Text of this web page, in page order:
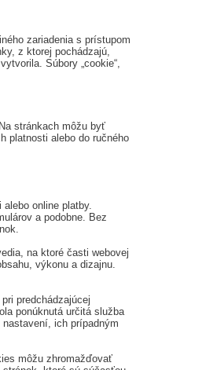
zariadenia s prístupom
z ktorej pochádzajú,
Súbory „cookie“,
stránkach môžu byť
platnosti alebo do ručného
online platby.
a podobne. Bez
na ktoré časti webovej
výkonu a dizajnu.
predchádzajúcej
ponúknutá určitá služba
ich prípadným
môžu zhromažďovať